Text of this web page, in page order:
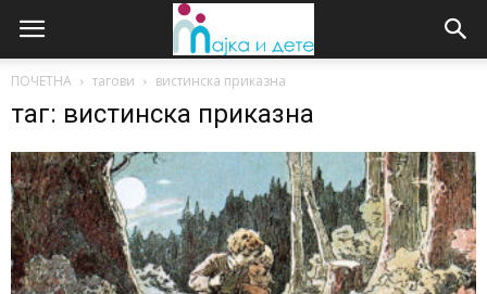
ПОЧЕТНА тагови вистинска приказна
таг: вистинска приказна